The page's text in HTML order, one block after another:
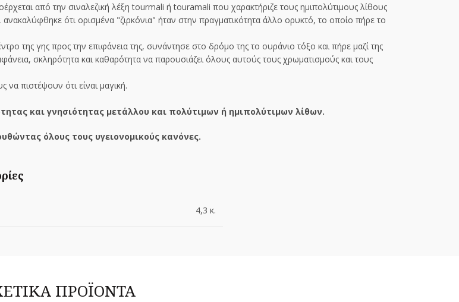
από την σιναλεζική λέξη tourmali ή touramali που χαρακτήριζε τους ημιπολύτιμους λίθους
ανακαλύφθηκε ότι ορισμένα "ζιρκόνια" ήταν στην πραγματικότητα άλλο ορυκτό, το οποίο πήρε το
της γης προς την επιφάνεια της, συνάντησε στο δρόμο της το ουράνιο τόξο και πήρε μαζί της
σκληρότητα και καθαρότητα να παρουσιάζει όλους αυτούς τους χρωματισμούς και τους
πιστέψουν ότι είναι μαγική.
και γνησιότητας μετάλλου και πολύτιμων ή ημιπολύτιμων λίθων.
όλους τους υγειονομικούς κανόνες.
4,3 κ.
ΠΡΟΪΌΝΤΑ